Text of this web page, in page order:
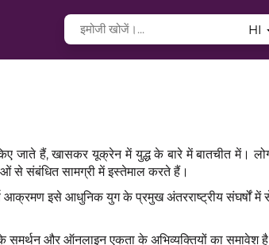
HI
जाते हैं, खासकर यूक्रेन में युद्ध के बारे में बातचीत में।
से संबंधित सामग्री में इस्तेमाल करते हैं।
इसे आधुनिक युग के प्रमुख अंतरराष्ट्रीय संघर्षों में
समर्थन और ऑनलाइन एकता के अभिव्यक्तियों का समावेश